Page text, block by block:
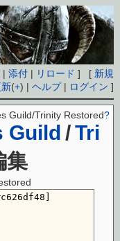
|添付 | リロード ] [ 新規
(+) |ヘルプ| ログイン ]
Guild /Tri
集
Guild/Trinity Restored?